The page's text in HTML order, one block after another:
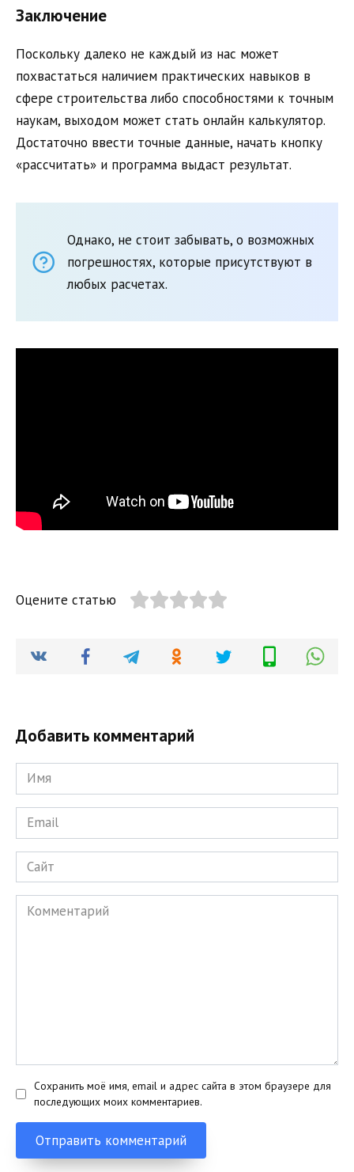
Заключение
Поскольку далеко не каждый из нас может
похвастаться наличием практических навыков в
сфере строительства либо способностями к точным
наукам, выходом может стать онлайн калькулятор.
Достаточно ввести точные данные, начать кнопку
«рассчитать» и программа выдаст результат.
Однако, не стоит забывать, о возможных
погрешностях, которые присутствуют в
любых расчетах.
Оцените статью
Добавить комментарий
Имя
*
Email
*
Сайт
Комментарий
Сохранить моё имя, email и адрес сайта в этом браузере для
последующих моих комментариев.